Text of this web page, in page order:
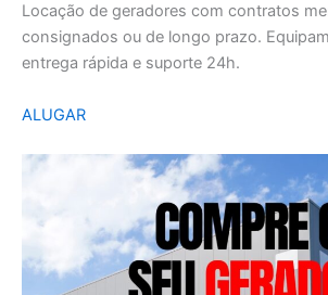
Locação de geradores com contratos
consignados ou de longo prazo.
entrega rápida e suporte 24h.
ALUGAR